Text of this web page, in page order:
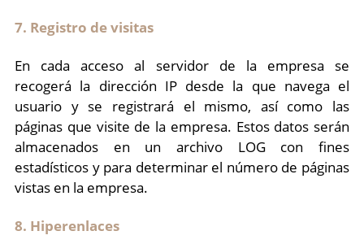
7. Registro de visitas
En cada acceso al servidor de la empresa se
recogerá la dirección IP desde la que navega el
usuario y se registrará el mismo, así como las
páginas que visite de la empresa. Estos datos serán
almacenados en un archivo LOG con fines
estadísticos y para determinar el número de páginas
vistas en la empresa.
8. Hiperenlaces